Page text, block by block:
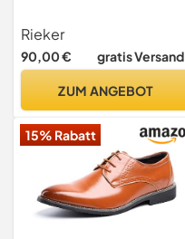
Rieker
90,00 € gratis Versand
ZUM ANGEBOT
15% Rabatt